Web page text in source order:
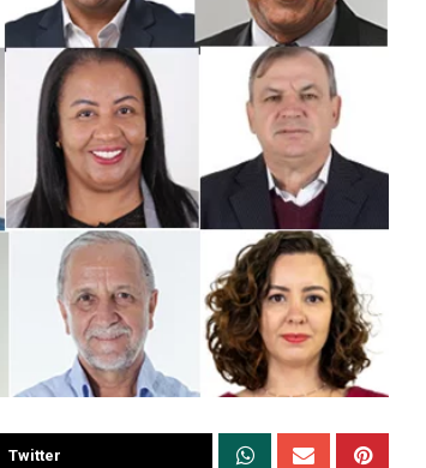
Twitter